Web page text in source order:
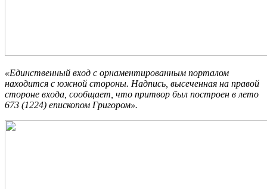
«Единственный вход с орнаментированным порталом
находится с южной стороны. Надпись, высеченная на правой
стороне входа, сообщает, что притвор был построен в лето
673 (1224) епископом Григором».